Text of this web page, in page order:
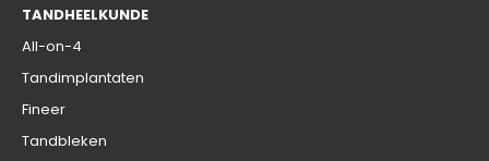
TANDHEELKUNDE
All-on-4
Tandimplantaten
Fineer
Tandbleken